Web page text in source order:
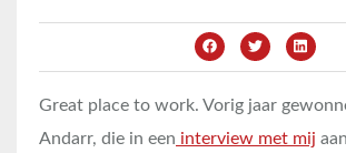
Great place to work. Vorig jaar
Andarr, die in een interview met mij